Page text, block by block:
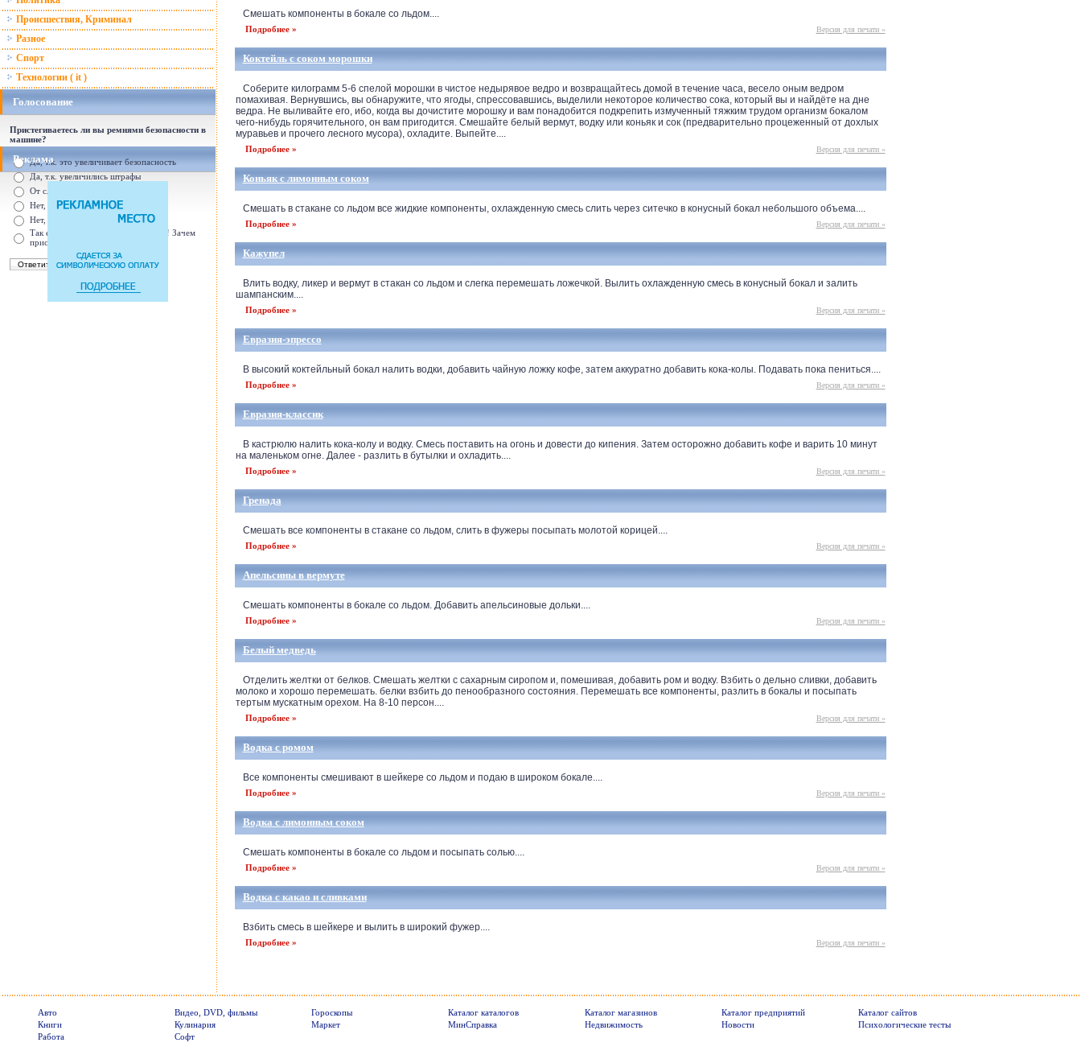
Происшествия, Криминал
Разное
Спорт
Технологии ( it )
Голосование
Пристегиваетесь ли вы ремнями безопасности в
машине?
Да, т.к. это увеличивает безопасность
Да, т.к. увеличились штрафы
От случая к случаю...
Нет, с ремнем не удобно
Нет, Я уверен в себе
Так есть же подушки безопасности! Зачем
пристегива
Реклама
Смешать компоненты в бокале со льдом....
Подробнее » Версия для печати »
Коктейль с соком морошки
Соберите килограмм 5-6 спелой морошки в чистое недырявое ведро и возвращайтесь домой в течение часа, весело оным ведром
помахивая. Вернувшись, вы обнаружите, что ягоды, спрессовавшись, выделили некоторое количество сока, который вы и найдёте на дне
ведра. Не выливайте его, ибо, когда вы дочистите морошку и вам понадобится подкрепить измученный тяжким трудом организм бокалом
чего-нибудь горячительного, он вам пригодится. Смешайте белый вермут, водку или коньяк и сок (предварительно процеженный от дохлых
муравьев и прочего лесного мусора), охладите. Выпейте....
Подробнее » Версия для печати »
Коньяк с лимонным соком
Смешать в стакане со льдом все жидкие компоненты, охлажденную смесь слить через ситечко в конусный бокал небольшого объема....
Подробнее » Версия для печати »
Кажупел
Влить водку, ликер и вермут в стакан со льдом и слегка перемешать ложечкой. Вылить охлажденную смесь в конусный бокал и залить
шампанским....
Подробнее » Версия для печати »
Евразия-эпрессо
В высокий коктейльный бокал налить водки, добавить чайную ложку кофе, затем аккуратно добавить кока-колы. Подавать пока пениться....
Подробнее » Версия для печати »
Евразия-классик
В кастрюлю налить кока-колу и водку. Смесь поставить на огонь и довести до кипения. Затем осторожно добавить кофе и варить 10 минут
на маленьком огне. Далее - разлить в бутылки и охладить....
Подробнее » Версия для печати »
Гренада
Смешать все компоненты в стакане со льдом, слить в фужеры посыпать молотой корицей....
Подробнее » Версия для печати »
Апельсины в вермуте
Смешать компоненты в бокале со льдом. Добавить апельсиновые дольки....
Подробнее » Версия для печати »
Белый медведь
Отделить желтки от белков. Смешать желтки с сахарным сиропом и, помешивая, добавить ром и водку. Взбить о дельно сливки, добавить
молоко и хорошо перемешать. белки взбить до пенообразного состояния. Перемешать все компоненты, разлить в бокалы и посыпать
тертым мускатным орехом. На 8-10 персон....
Подробнее » Версия для печати »
Водка с ромом
Все компоненты смешивают в шейкере со льдом и подаю в широком бокале....
Подробнее » Версия для печати »
Водка с лимонным соком
Смешать компоненты в бокале со льдом и посыпать солью....
Подробнее » Версия для печати »
Водка с какао и сливками
Взбить смесь в шейкере и вылить в широкий фужер....
Подробнее » Версия для печати »
Авто Видео, DVD, фильмы Гороскопы Каталог каталогов Каталог магазинов Каталог предприятий
Каталог сайтов
Книги
Кулинария Маркет МинСправка Недвижимость Новости
Психологические тесты
Работа
Софт